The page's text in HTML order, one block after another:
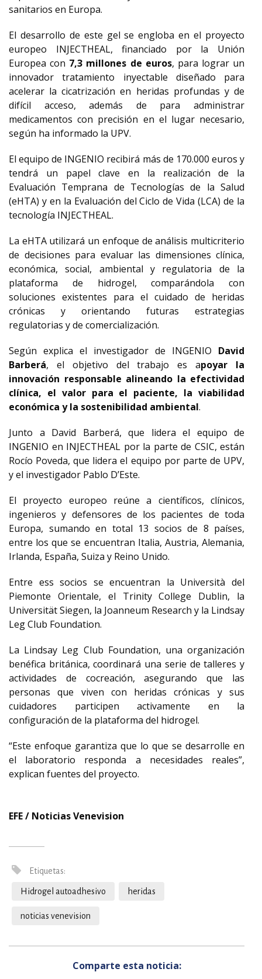
sanitarios en Europa.
El desarrollo de este gel se engloba en el proyecto
europeo INJECTHEAL, financiado por la Unión
Europea con 7,3 millones de euros, para lograr un
innovador tratamiento inyectable diseñado para
acelerar la cicatrización en heridas profundas y de
difícil acceso, además de para administrar
medicamentos con precisión en el lugar necesario,
según ha informado la UPV.
El equipo de INGENIO recibirá más de 170.000 euros y
tendrá un papel clave en la realización de la
Evaluación Temprana de Tecnologías de la Salud
(eHTA) y en la Evaluación del Ciclo de Vida (LCA) de la
tecnología INJECTHEAL.
La eHTA utilizará un enfoque de análisis multicriterio
de decisiones para evaluar las dimensiones clínica,
económica, social, ambiental y regulatoria de la
plataforma de hidrogel, comparándola con
soluciones existentes para el cuidado de heridas
crónicas y orientando futuras estrategias
regulatorias y de comercialización.
Según explica el investigador de INGENIO David
Barberá, el objetivo del trabajo es apoyar la
innovación responsable alineando la efectividad
clínica, el valor para el paciente, la viabilidad
económica y la sostenibilidad ambiental.
Junto a David Barberá, que lidera el equipo de
INGENIO en INJECTHEAL por la parte de CSIC, están
Rocío Poveda, que lidera el equipo por parte de UPV,
y el investigador Pablo D’Este.
El proyecto europeo reúne a científicos, clínicos,
ingenieros y defensores de los pacientes de toda
Europa, sumando en total 13 socios de 8 países,
entre los que se encuentran Italia, Austria, Alemania,
Irlanda, España, Suiza y Reino Unido.
Entre ess socios se encuentran la Università del
Piemonte Orientale, el Trinity College Dublin, la
Universität Siegen, la Joanneum Research y la Lindsay
Leg Club Foundation.
La Lindsay Leg Club Foundation, una organización
benéfica británica, coordinará una serie de talleres y
actividades de cocreación, asegurando que las
personas que viven con heridas crónicas y sus
cuidadores participen activamente en la
configuración de la plataforma del hidrogel.
“Este enfoque garantiza que lo que se desarrolle en
el laboratorio responda a necesidades reales”,
explican fuentes del proyecto.
EFE / Noticias Venevision
Etiquetas:
Hidrogel autoadhesivo heridas
noticias venevision
Comparte esta noticia: